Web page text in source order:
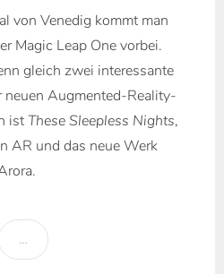
von Venedig kommt man
Magic Leap One vorbei.
gleich zwei interessante
neuen Augmented-Reality-
istThese Sleepless Nights,
AR und das neue Werk
…